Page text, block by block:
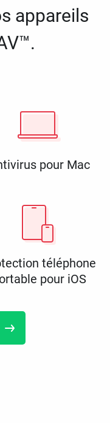
appareils
pour Mac
téléphone
pour iOS